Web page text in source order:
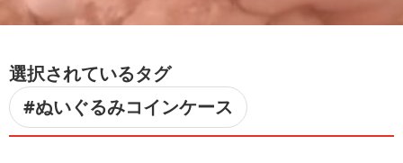
選択されているタグ
#ぬいぐるみコインケース